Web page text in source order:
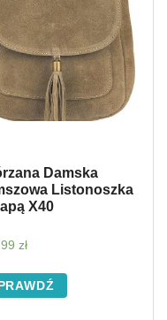
Damska
Listonoszka
X40
zł